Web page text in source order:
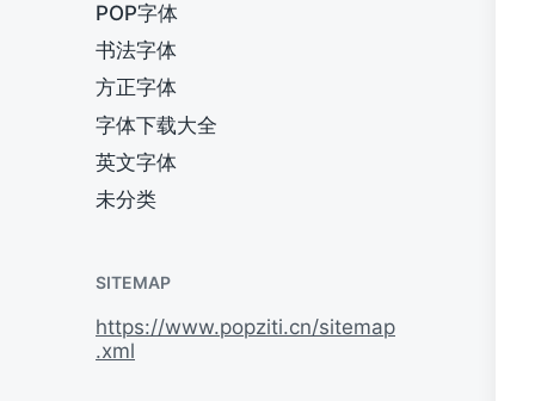
POP字体
书法字体
方正字体
字体下载大全
英文字体
未分类
SITEMAP
https://www.popziti.cn/sitemap
.xml